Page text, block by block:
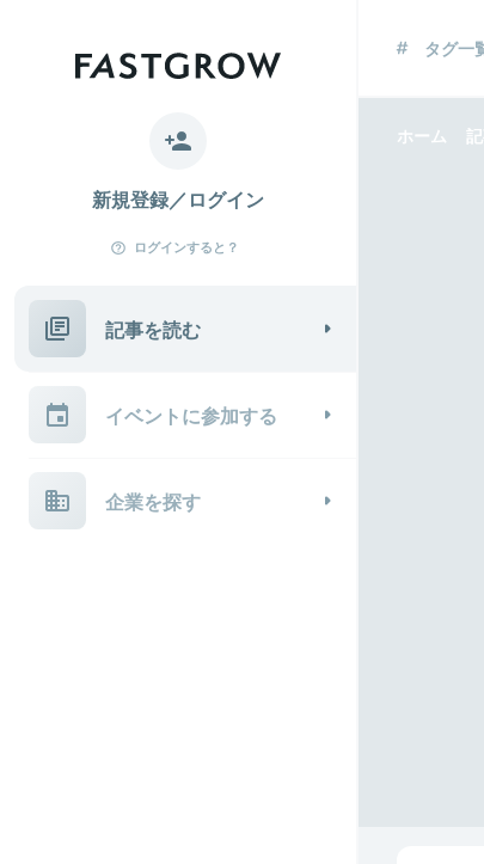
新規登録／ログイン
ログインすると？
記事を読む
イベントに参加する
企業を探す
タグ一
ホーム